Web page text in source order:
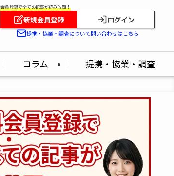
会員登録で全ての記事が読み放題！
新規会員登録 ログイン
提携・協業・調査について問い合わせはこちら
コラム 提携・協業・調査